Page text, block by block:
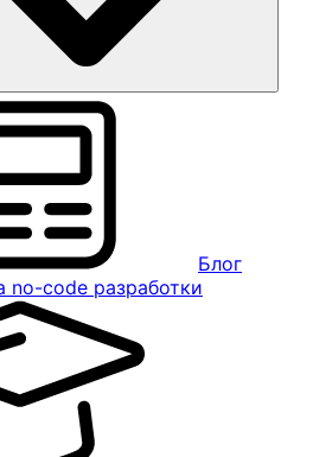
Блог
no-code разработки